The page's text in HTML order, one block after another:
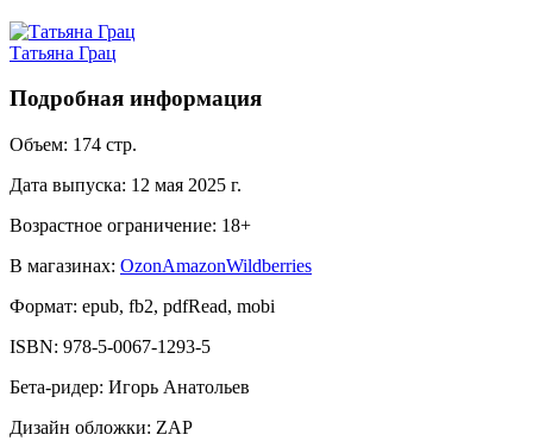
Татьяна Грац
Подробная информация
Объем: 174 стр.
Дата выпуска: 12 мая 2025 г.
Возрастное ограничение: 18+
В магазинах: OzonAmazonWildberries
Формат: epub, fb2, pdfRead, mobi
ISBN: 978-5-0067-1293-5
Бета-ридер: Игорь Анатольев
Дизайн обложки: ZAP